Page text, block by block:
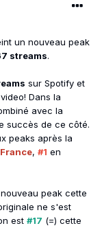
un nouveau peak
streams.
sur Spotify et
Dans la
avec la
succès de ce côté.
peaks après la
France, #1 en
peak cette
ne s'est
est #17 (=) cette